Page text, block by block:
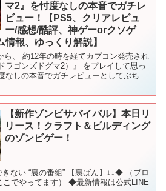
マ2』を忖度なしの本音でガチレ
ビュー！【PS5、クリアレビュ
ー/感想/酷評、神ゲーorクソゲ
報、ゆっくり解説】
ら、 約12年の時を経てカプコン発売され
ラゴンズドグマ2）』 をプレイして思っ
なしの本音でガチレビューとしてぶちま
【新作ゾンビサバイバル】本日リ
リース！クラフト＆ビルディング
のゾンビゲー！
ない “裏の番組” 【裏ばん】↓↓◆ （ブロ
こでやってます） ◆最新情報は公式LINE